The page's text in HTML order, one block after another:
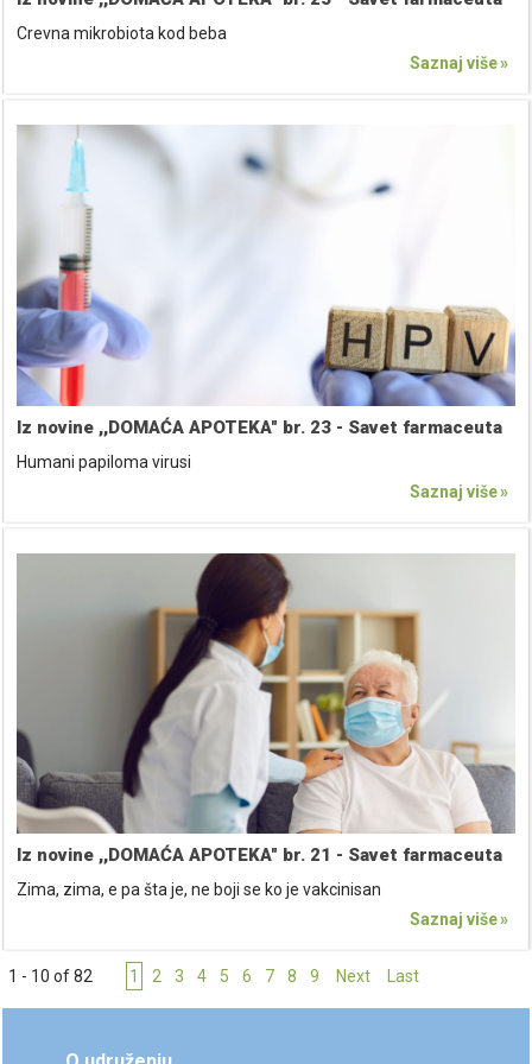
Crevna mikrobiota kod beba
Saznaj više
Iz novine ,,DOMAĆA APOTEKA" br. 23 - Savet farmaceuta
Humani papiloma virusi
Saznaj više
Iz novine ,,DOMAĆA APOTEKA" br. 21 - Savet farmaceuta
Zima, zima, e pa šta je, ne boji se ko je vakcinisan
Saznaj više
1 - 10 of 82 1 2 3 4 5 6 7 8 9 Next Last